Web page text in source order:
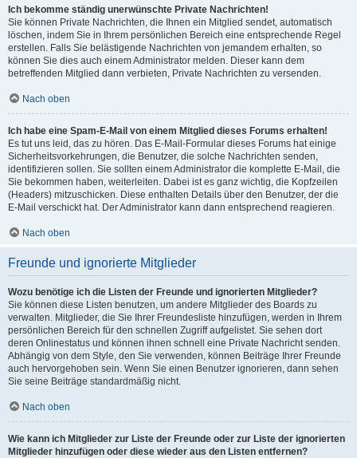
Ich bekomme ständig unerwünschte Private Nachrichten!
Sie können Private Nachrichten, die Ihnen ein Mitglied sendet, automatisch
löschen, indem Sie in Ihrem persönlichen Bereich eine entsprechende Regel
erstellen. Falls Sie belästigende Nachrichten von jemandem erhalten, so
können Sie dies auch einem Administrator melden. Dieser kann dem
betreffenden Mitglied dann verbieten, Private Nachrichten zu versenden.
Nach oben
Ich habe eine Spam-E-Mail von einem Mitglied dieses Forums erhalten!
Es tut uns leid, das zu hören. Das E-Mail-Formular dieses Forums hat einige
Sicherheitsvorkehrungen, die Benutzer, die solche Nachrichten senden,
identifizieren sollen. Sie sollten einem Administrator die komplette E-Mail, die
Sie bekommen haben, weiterleiten. Dabei ist es ganz wichtig, die Kopfzeilen
(Headers) mitzuschicken. Diese enthalten Details über den Benutzer, der die
E-Mail verschickt hat. Der Administrator kann dann entsprechend reagieren.
Nach oben
Freunde und ignorierte Mitglieder
Wozu benötige ich die Listen der Freunde und ignorierten Mitglieder?
Sie können diese Listen benutzen, um andere Mitglieder des Boards zu
verwalten. Mitglieder, die Sie Ihrer Freundesliste hinzufügen, werden in Ihrem
persönlichen Bereich für den schnellen Zugriff aufgelistet. Sie sehen dort
deren Onlinestatus und können ihnen schnell eine Private Nachricht senden.
Abhängig von dem Style, den Sie verwenden, können Beiträge Ihrer Freunde
auch hervorgehoben sein. Wenn Sie einen Benutzer ignorieren, dann sehen
Sie seine Beiträge standardmäßig nicht.
Nach oben
Wie kann ich Mitglieder zur Liste der Freunde oder zur Liste der ignorierten
Mitglieder hinzufügen oder diese wieder aus den Listen entfernen?